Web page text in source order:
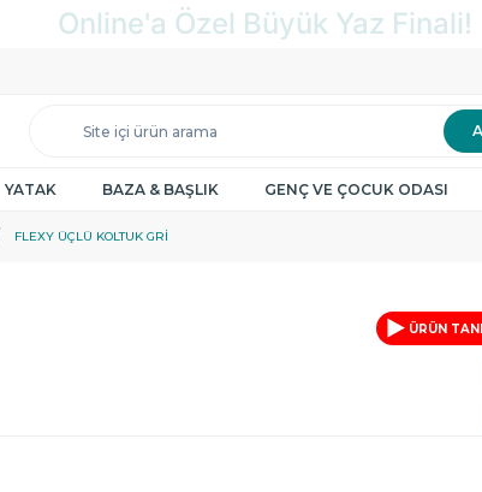
YATAK BAZA & BAŞLIK GENÇ VE ÇOCUK ODASI
FLEXY ÜÇLÜ KOLTUK GRI
ÜRÜN